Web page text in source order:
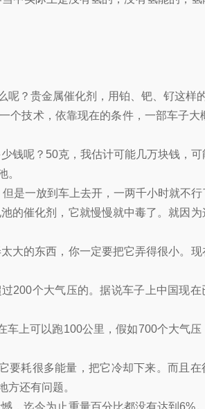
呢？贵金属催化剂，用铂、钯、钌这样
个技术，依靠现在的条件，一部车子大
钱呢？50克，我估计可能几万块钱，
。
是一放到车上去开，一两千小时就不行
的催化剂，它就慢慢就中毒了。就因
大的东西，你一定要把它弄得很小。现
200个大气压的。据说车子上中国现在
上可以跑100公里，假如700个大气压
要耗很多能量，把它冷却下来。而且在
还有问题。
，迄今为止重量百分比都没有达到6%